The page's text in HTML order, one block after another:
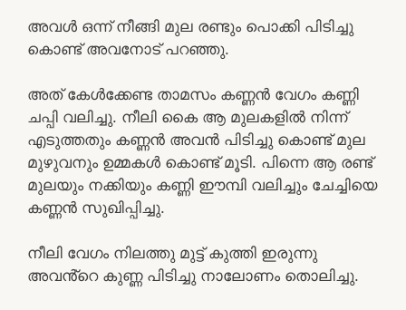
അവൾ ഒന്ന് നീങ്ങി മുല രണ്ടും പൊക്കി പിടിച്ചു
കൊണ്ട് അവനോട് പറഞ്ഞു.
അത് കേൾക്കേണ്ട താമസം കണ്ണൻ വേഗം കണ്ണി
ചപ്പി വലിച്ചു. നീലി കൈ ആ മുലകളിൽ നിന്ന്
എടുത്തതും കണ്ണൻ അവൻ പിടിച്ചു കൊണ്ട് മുല
മുഴുവനും ഉമ്മകൾ കൊണ്ട് മൂടി. പിന്നെ ആ രണ്ട്
മുലയും നക്കിയും കണ്ണി ഈമ്പി വലിച്ചും ചേച്ചിയെ
കണ്ണൻ സുഖിപ്പിച്ചു.
നീലി വേഗം നിലത്തു മുട്ട് കുത്തി ഇരുന്നു
അവൻ്റെ കുണ്ണ പിടിച്ചു നാലോണം തൊലിച്ചു.